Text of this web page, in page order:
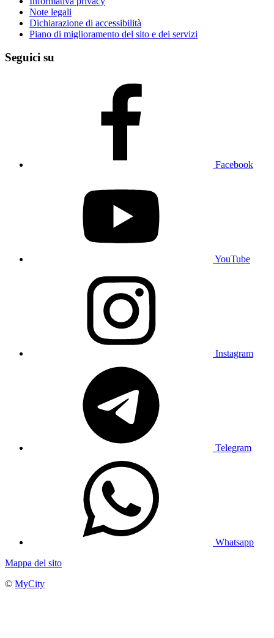
Note legali
Dichiarazione di accessibilità
Piano di miglioramento del sito e dei servizi
Seguici su
Facebook
YouTube
Instagram
Telegram
Whatsapp
Mappa del sito
© MyCity